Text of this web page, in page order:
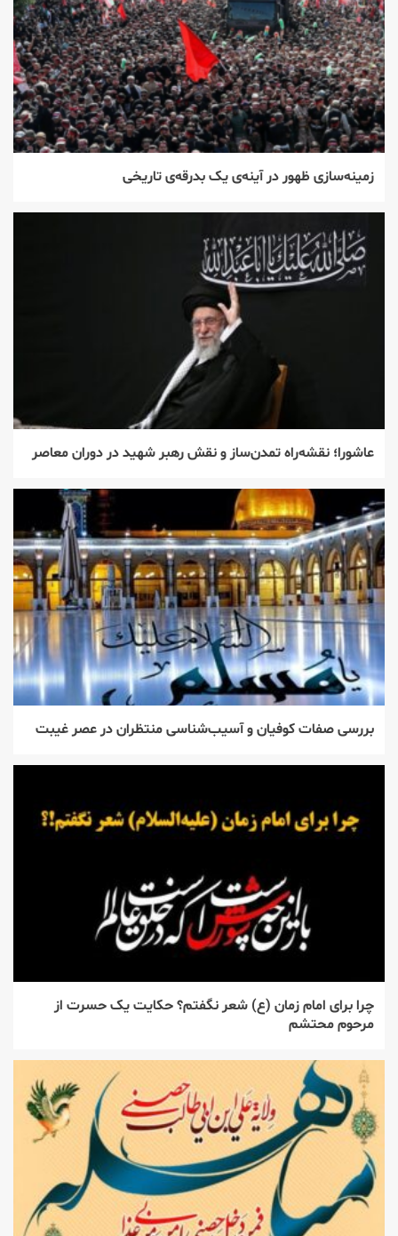
زمینه‌سازی ظهور در آینه‌ی یک بدرقه‌ی تاریخی
عاشورا؛ نقشه‌راه تمدن‌ساز و نقش رهبر شهید در دوران معاصر
بررسی صفات کوفیان و آسیب‌شناسی منتظران در عصر غیبت
چرا برای امام زمان (ع) شعر نگفتم؟ حکایت یک حسرت از
مرحوم محتشم